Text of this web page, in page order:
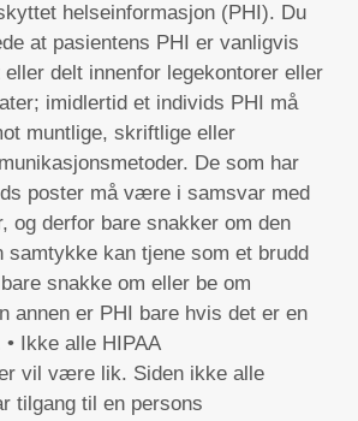
helseinformasjon (PHI). Du
at pasientens PHI er vanligvis
delt innenfor legekontorer eller
imidlertid et individs PHI må
muntlige, skriftlige eller
De som har
poster må være i samsvar med
og derfor bare snakker om den
samtykke kan tjene som et brudd
snakke om eller be om
annen er PHI bare hvis det er en
Ikke alle HIPAA
vil være lik. Siden ikke alle
tilgang til en persons